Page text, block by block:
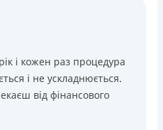
банкінг)
р.
і кожен раз процедура
і не ускладнюється.
від фінансового